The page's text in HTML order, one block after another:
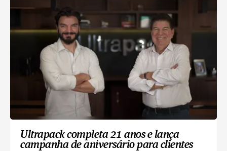
Ultrapack completa 21 anos e lança
campanha de aniversário para clientes